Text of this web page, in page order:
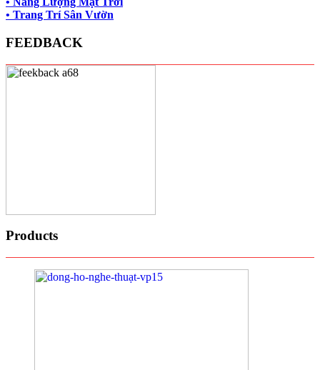
• Trang Trí Sân Vườn
FEEDBACK
Products